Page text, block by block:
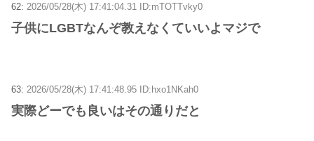
62: 2026/05/28(木) 17:41:04.31 ID:mTOTTvky0
子供にLGBTなんぞ教えなくていいよマジで
63: 2026/05/28(木) 17:41:48.95 ID:hxo1NKah0
実際どーでも良いはその通りだと